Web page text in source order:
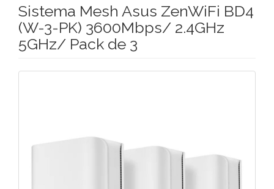
Sistema Mesh Asus ZenWiFi BD4
(W-3-PK) 3600Mbps/ 2.4GHz
5GHz/ Pack de 3